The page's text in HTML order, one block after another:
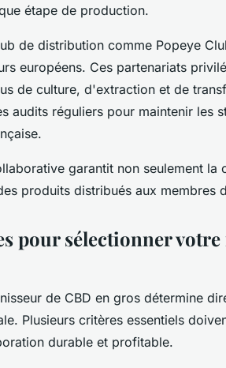
étape de production.
de distribution comme Popeye
européens. Ces partenariats
de culture, d'extraction et de
audits réguliers pour maintenir les
garantit non seulement la
produits distribués aux membres
pour sélectionner
de CBD en gros détermine
Plusieurs critères essentiels
durable et profitable.